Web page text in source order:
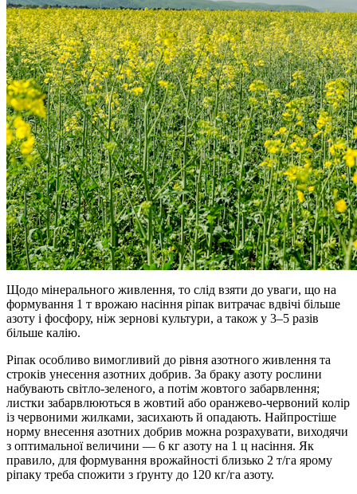
Щодо мінерального живлення, то слід взяти до уваги, що на
формування 1 т врожаю насіння ріпак витрачає вдвічі більше
азоту і фосфору, ніж зернові культури, а також у 3–5 разів
більше калію.
Ріпак особливо вимогливий до рівня азотного живлення та
строків унесення азотних добрив. За браку азоту рослини
набувають світло-зеленого, а потім жовтого забарвлення;
листки забарвлюються в жовтий або оранжево-червоний колір
із червоними жилками, засихають й опадають. Найпростіше
норму внесення азотних добрив можна розрахувати, виходячи
з оптимальної величини — 6 кг азоту на 1 ц насіння. Як
правило, для формування врожайності близько 2 т/га ярому
ріпаку треба спожити з ґрунту до 120 кг/га азоту.